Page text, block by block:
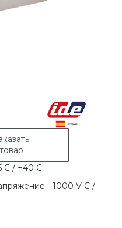
товар
C / +40 C;
- 1000 V C /